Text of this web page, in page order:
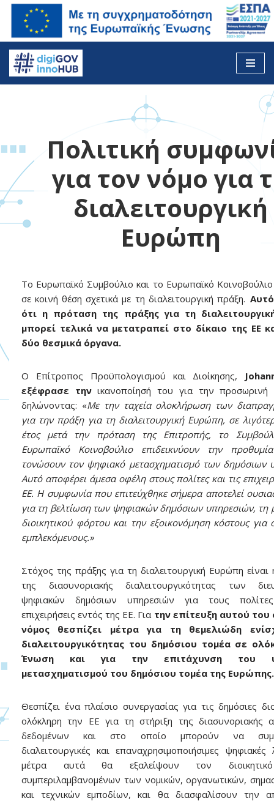
to
content
Πολιτική
για τον νόμο για
διαλειτουργική
Ευρώπη
Το Ευρωπαϊκό Συμβούλιο και το Ευρωπαϊκό Κοινοβούλιο
σε κοινή θέση σχετικά με τη διαλειτουργική πράξη.
ότι η πρόταση της πράξης για τη
μπορεί τελικά να μετατραπεί στο δίκαιο της ΕΕ
δύο θεσμικά όργανα.
Ο Επίτροπος Προϋπολογισμού και Διοίκησης,
εξέφρασε τηνικανοποίησή του για την προσωρινή
δηλώνοντας: «Με την ταχεία ολοκλήρωση των
για την πράξη για τη διαλειτουργική Ευρώπη, σε
έτος μετά την πρόταση της Επιτροπής, το
Ευρωπαϊκό Κοινοβούλιο επιδεικνύουν την
τονώσουν τον ψηφιακό μετασχηματισμό των δημόσιων
Αυτό αποφέρει άμεσα οφέλη στους πολίτες και τις
ΕΕ. Η συμφωνία που επιτεύχθηκε σήμερα αποτελεί
για τη βελτίωση των ψηφιακών δημόσιων υπηρεσιών, τη
διοικητικού φόρτου και την εξοικονόμηση κόστους για
εμπλεκόμενους.»
Στόχος της πράξης για τη διαλειτουργική Ευρώπη είναι
της διασυνοριακής διαλειτουργικότητας των
ψηφιακών δημόσιων υπηρεσιών για τους
επιχειρήσεις εντός της ΕΕ. Για την επίτευξη αυτού
νόμος θεσπίζει μέτρα για τη θεμελιώδη
διαλειτουργικότητας του δημόσιου τομέα σε
Ένωση και για την επιτάχυνση του
μετασχηματισμού του δημόσιου τομέα της
Θεσπίζει ένα πλαίσιο συνεργασίας για τις δημόσιες
ολόκληρη την ΕΕ για τη στήριξη της διασυνοριακής
δεδομένων και στο οποίο μπορούν να
διαλειτουργικές και επαναχρησιμοποιήσιμες
μέτρα αυτά θα εξαλείψουν τον
συμπεριλαμβανομένων των νομικών, οργανωτικών,
και τεχνικών εμποδίων, και θα διασφαλίσουν την